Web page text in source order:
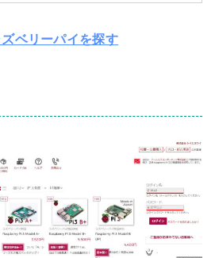
ズベリーパイを探す